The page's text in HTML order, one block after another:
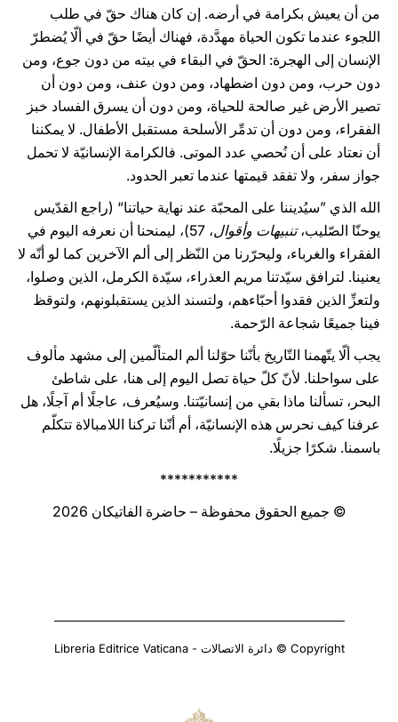
من أن يعيش بكرامة في أرضه. إن كان هناك حقّ في طلب
اللجوء عندما تكون الحياة مهدَّدة، فهناك أيضًا حقّ في ألّا يُضطرّ
الإنسان إلى الهجرة: الحقّ في البقاء في بيته من دون جوع، ومن
دون حرب، ومن دون اضطهاد، ومن دون عنف، ومن دون أن
تصير الأرض غير صالحة للحياة، ومن دون أن يسرق الفساد خبز
الفقراء، ومن دون أن تدمِّر الأسلحة مستقبل الأطفال. لا يمكننا
أن نعتاد على أن نُحصي عدد الموتى. فالكرامة الإنسانيّة لا تحمل
جواز سفر، ولا تفقد قيمتها عندما تعبر الحدود.
الله الذي ”سيُديننا على المحبّة عند نهاية حياتنا“ (راجع القدّيس
يوحنّا الصّليب،تنبيهات وأقوال
، 57)، ليمنحنا أن نعرفه اليوم في
الفقراء والغرباء، وليحرّرنا من النّظر إلى ألم الآخرين كما لو أنّه لا
يعنينا. لترافق سيّدتنا مريم العذراء، سيّدة الكرمل، الذين وصلوا،
ولتعزِّ الذين فقدوا أحبّاءهم، ولتسند الذين يستقبلونهم، ولتوقظ
فينا جميعًا شجاعة الرّحمة.
يجب ألّا يتّهمنا التّاريخ بأنّنا حوّلنا ألم المتألّمين إلى مشهد مألوف
على سواحلنا. لأنّ كلّ حياة تصل اليوم إلى هنا، على شاطئ
البحر، تسألنا ماذا بقي من إنسانيّتنا. وسيُعرف، عاجلًا أم آجلًا، هل
عرفنا كيف نحرس هذه الإنسانيّة، أم أنّنا تركنا اللامبالاة تتكلّم
باسمنا. شكرًا جزيلًا.
***********
© جميع الحقوق محفوظة – حاضرة الفاتيكان 2026
Copyright © دائرة الاتصالات - Libreria Editrice Vaticana